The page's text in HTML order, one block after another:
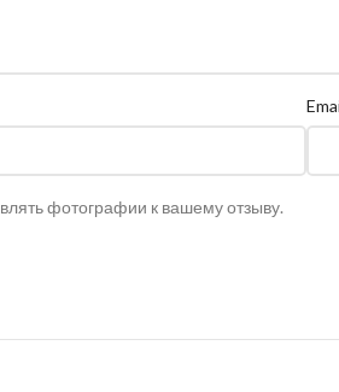
фотографии к вашему отзыву.